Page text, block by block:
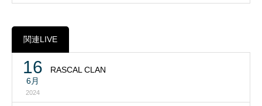
関連LIVE
16
6月
2024
RASCAL CLAN